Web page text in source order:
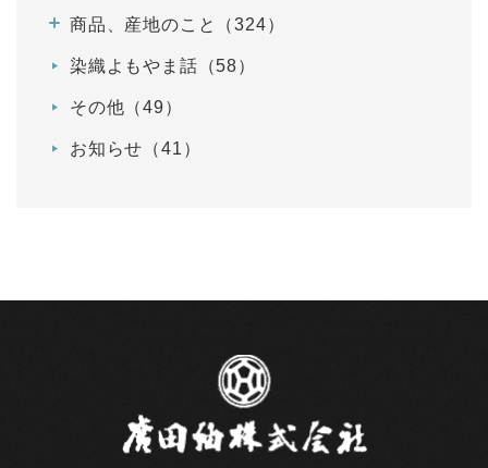
商品、産地のこと（324）
染織よもやま話（58）
その他（49）
お知らせ（41）